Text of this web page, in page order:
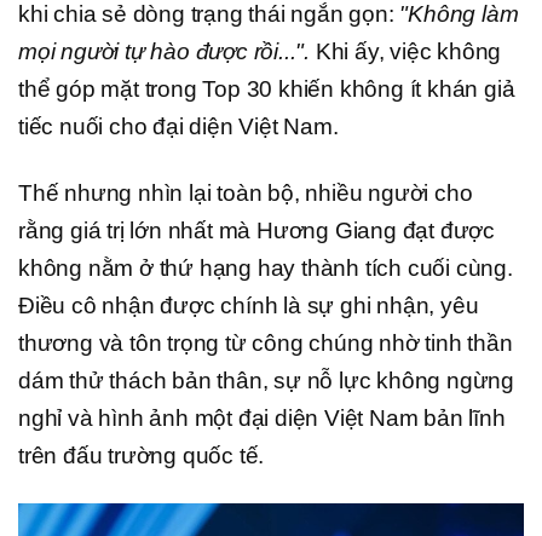
khi chia sẻ dòng trạng thái ngắn gọn: "Không làm
mọi người tự hào được rồi...". Khi ấy, việc không
thể góp mặt trong Top 30 khiến không ít khán giả
tiếc nuối cho đại diện Việt Nam.
Thế nhưng nhìn lại toàn bộ, nhiều người cho
rằng giá trị lớn nhất mà Hương Giang đạt được
không nằm ở thứ hạng hay thành tích cuối cùng.
Điều cô nhận được chính là sự ghi nhận, yêu
thương và tôn trọng từ công chúng nhờ tinh thần
dám thử thách bản thân, sự nỗ lực không ngừng
nghỉ và hình ảnh một đại diện Việt Nam bản lĩnh
trên đấu trường quốc tế.